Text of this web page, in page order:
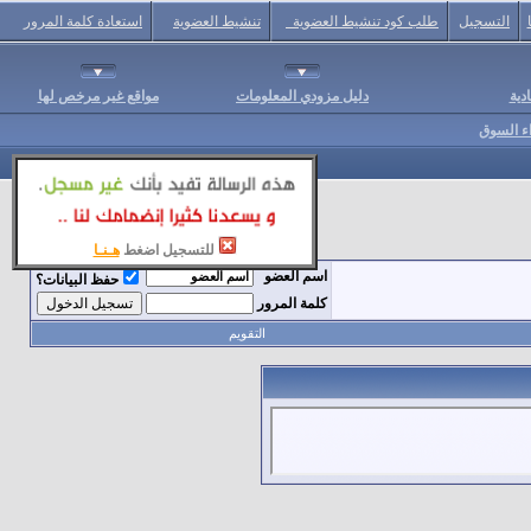
للتسجيل اضغط هـنـا
التسجيل طلب كود تنشيط العضوية تنشيط العضوية استعادة كلمة المرور
دليل مزودي المعلومات مواقع غير مرخص لها
السوق
اسم العضو
حفظ البيانات؟
كلمة المرور
التقويم